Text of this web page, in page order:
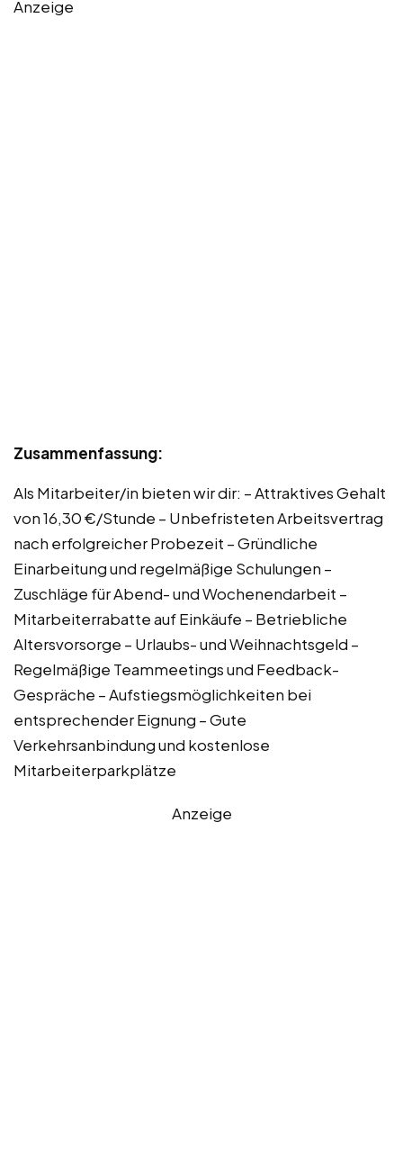
Anzeige
Zusammenfassung:
Als Mitarbeiter/in bieten wir dir: – Attraktives Gehalt
von 16,30 €/Stunde – Unbefristeten Arbeitsvertrag
nach erfolgreicher Probezeit – Gründliche
Einarbeitung und regelmäßige Schulungen –
Zuschläge für Abend- und Wochenendarbeit –
Mitarbeiterrabatte auf Einkäufe – Betriebliche
Altersvorsorge – Urlaubs- und Weihnachtsgeld –
Regelmäßige Teammeetings und Feedback-
Gespräche – Aufstiegsmöglichkeiten bei
entsprechender Eignung – Gute
Verkehrsanbindung und kostenlose
Mitarbeiterparkplätze
Anzeige